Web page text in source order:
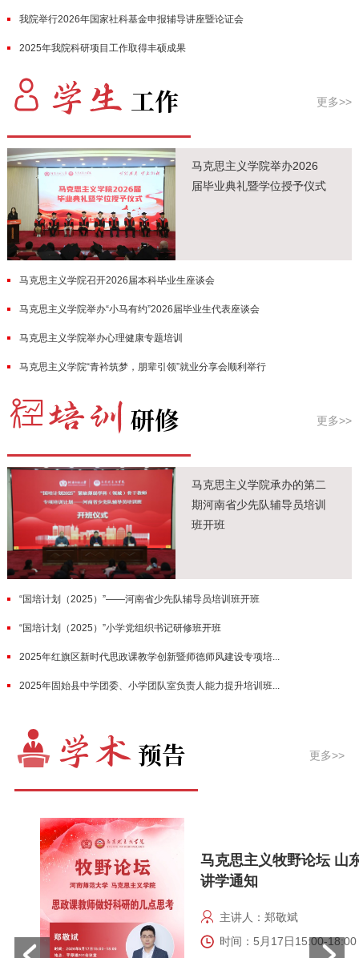
我院举行2026年国家社科基金申报辅导讲座暨论证会
2025年我院科研项目工作取得丰硕成果
更多>>
马克思主义学院举办2026
届毕业典礼暨学位授予仪式
马克思主义学院召开2026届本科毕业生座谈会
马克思主义学院举办“小马有约”2026届毕业生代表座谈会
马克思主义学院举办心理健康专题培训
马克思主义学院“青衿筑梦，朋辈引领”就业分享会顺利举行
更多>>
马克思主义学院承办的第二
期河南省少先队辅导员培训
班开班
“国培计划（2025）”——河南省少先队辅导员培训班开班
“国培计划（2025）”小学党组织书记研修班开班
2025年红旗区新时代思政课教学创新暨师德师风建设专项培...
2025年固始县中学团委、小学团队室负责人能力提升培训班...
更多>>
马克思主义牧野论坛 山
讲学通知
主讲人：郑敬斌
时间：5月17日15:00-18:00